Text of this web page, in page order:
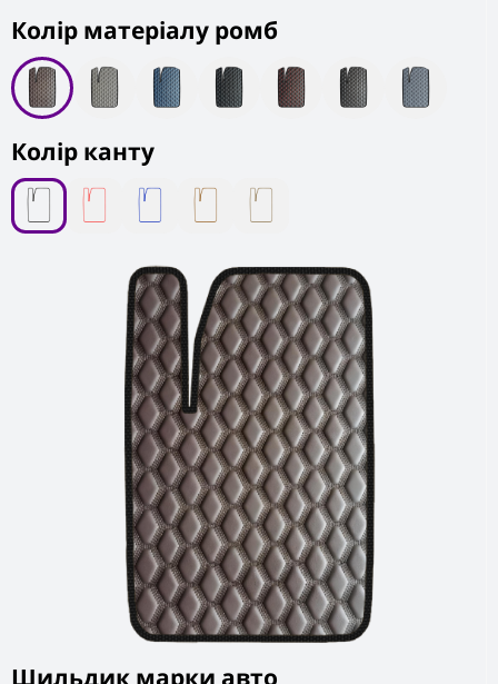
Колiр матеріалу ромб
Колір канту
Шильдик марки авто